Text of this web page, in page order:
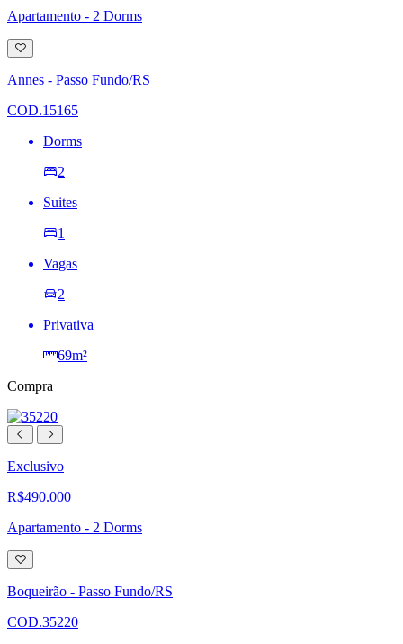
Apartamento - 2 Dorms
Adicionar
à
lista
de
Annes - Passo Fundo/RS
COD.15165
Dorms
2
Suites
1
Vagas
2
Privativa
69m²
Compra
Exclusivo
R$490.000
Apartamento - 2 Dorms
Adicionar
à
lista
de
Boqueirão - Passo Fundo/RS
COD.35220